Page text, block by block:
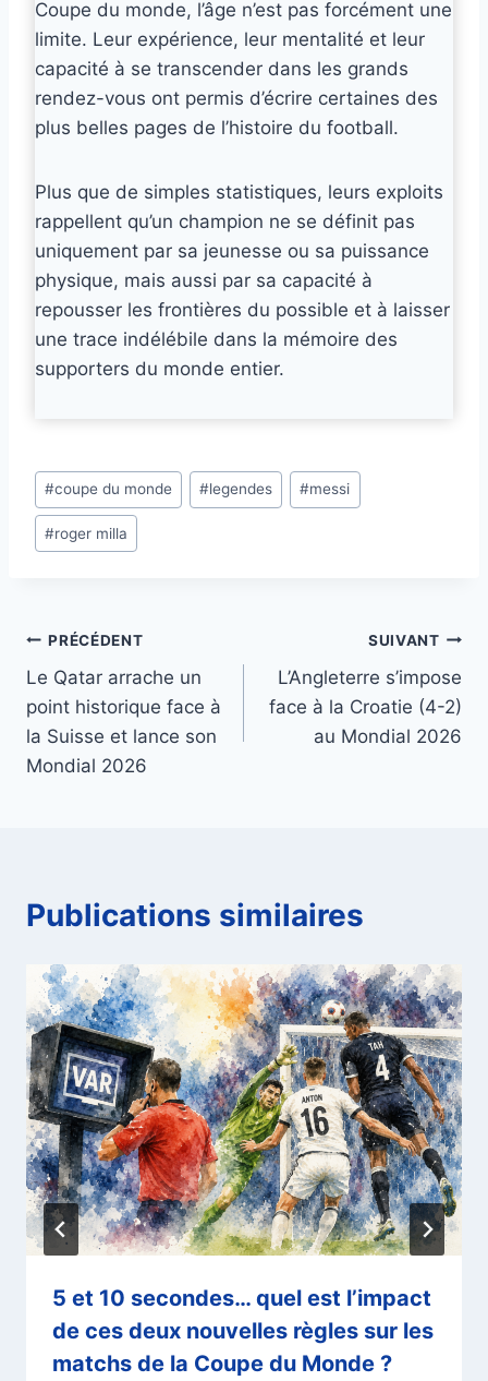
Coupe du monde, l’âge n’est pas forcément une
limite. Leur expérience, leur mentalité et leur
capacité à se transcender dans les grands
rendez-vous ont permis d’écrire certaines des
plus belles pages de l’histoire du football.
Plus que de simples statistiques, leurs exploits
rappellent qu’un champion ne se définit pas
uniquement par sa jeunesse ou sa puissance
physique, mais aussi par sa capacité à
repousser les frontières du possible et à laisser
une trace indélébile dans la mémoire des
supporters du monde entier.
Étiquettes
de
la
#coupe du monde #legendes #messi
#roger milla
Navigation
de
l’article
PRÉCÉDENT
Le Qatar arrache un
point historique face à
la Suisse et lance son
Mondial 2026
SUIVANT
L’Angleterre s’impose
face à la Croatie (4-2)
au Mondial 2026
Publications similaires
5 et 10 secondes… quel est l’impact
de ces deux nouvelles règles sur les
matchs de la Coupe du Monde ?